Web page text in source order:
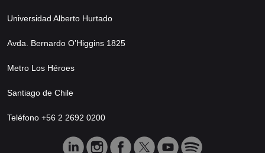
Universidad Alberto Hurtado
Avda. Bernardo O’Higgins 1825
Metro Los Héroes
Santiago de Chile
Teléfono +56 2 2692 0200